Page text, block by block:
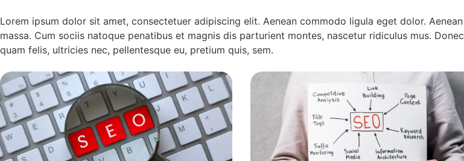
Lorem ipsum dolor sit amet, consectetuer adipiscing elit. Aenean commodo ligula eget dolor. Aenean
massa. Cum sociis natoque penatibus et magnis dis parturient montes, nascetur ridiculus mus. Donec
quam felis, ultricies nec, pellentesque eu, pretium quis, sem.